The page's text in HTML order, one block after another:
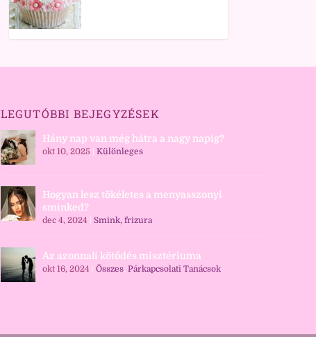
LEGUTÓBBI BEJEGYZÉSEK
Hány nap van még hátra a nagy napig?
okt 10, 2025 Különleges
Hogyan lesz tökéletes a menyasszonyi
sminked?
dec 4, 2024 Smink, frizura
Az azonnali kötődés misztériuma
okt 16, 2024 Összes, Párkapcsolati Tanácsok